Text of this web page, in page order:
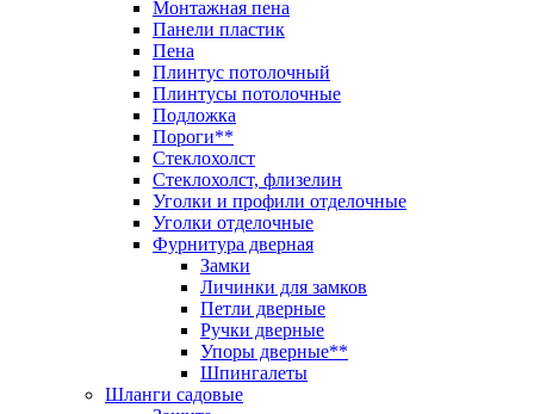
Монтажная пена
Панели пластик
Пена
Плинтус потолочный
Плинтусы потолочные
Подложка
Пороги**
Стеклохолст
Стеклохолст, флизелин
Уголки и профили отделочные
Уголки отделочные
Фурнитура дверная
Замки
Личинки для замков
Петли дверные
Ручки дверные
Упоры дверные**
Шпингалеты
Шланги садовые